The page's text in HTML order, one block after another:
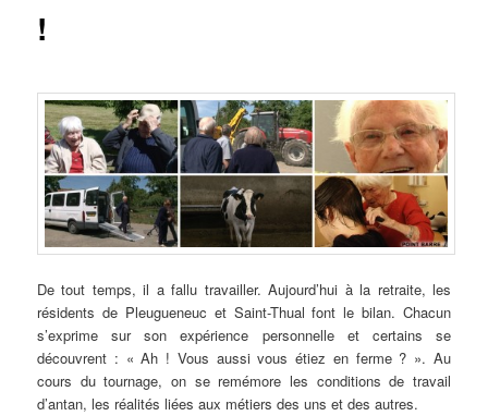
!
De tout temps, il a fallu travailler. Aujourd’hui à la retraite, les
résidents de Pleugueneuc et Saint-Thual font le bilan. Chacun
s’exprime sur son expérience personnelle et certains se
découvrent : « Ah ! Vous aussi vous étiez en ferme ? ». Au
cours du tournage, on se remémore les conditions de travail
d’antan, les réalités liées aux métiers des uns et des autres.